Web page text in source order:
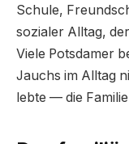
Schule,
sozialer Alltag,
Viele Potsdamer
Jauchs im Alltag
lebte — die